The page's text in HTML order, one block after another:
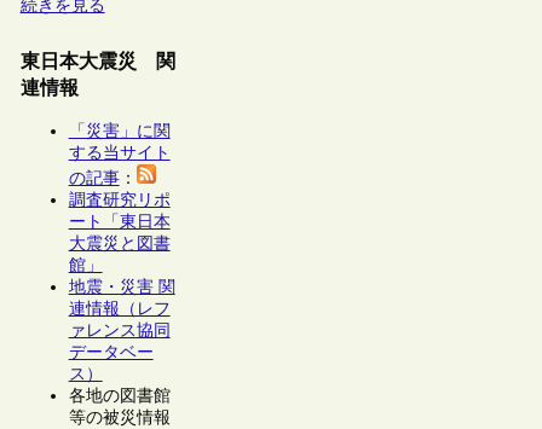
続きを見る
東日本大震災 関
連情報
「災害」に関
する当サイト
の記事：
調査研究リポ
ート「東日本
大震災と図書
館」
地震・災害 関
連情報（レフ
ァレンス協同
データベー
ス）
各地の図書館
等の被災情報